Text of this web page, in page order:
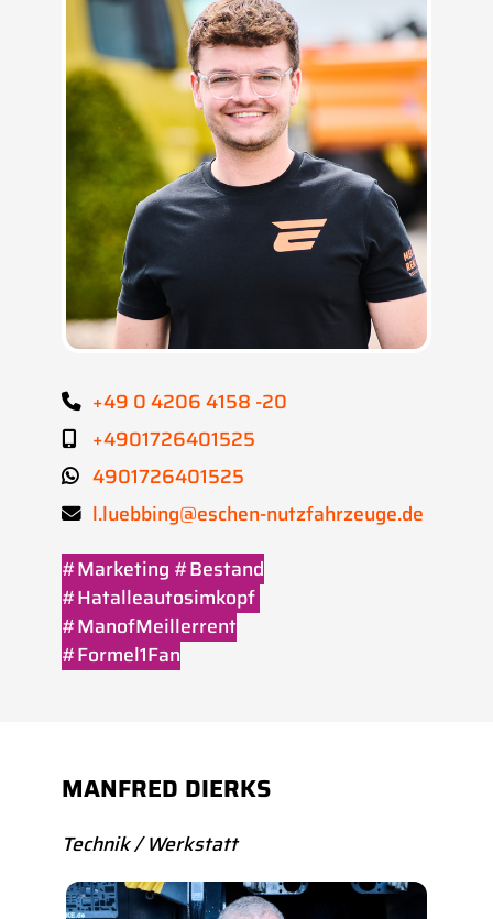
#Marketing #Bestand
#Hatalleautosimkopf
#ManofMeillerrent
#Formel1Fan
+49 0 4206 4158 -20
+4901726401525
4901726401525
l.luebbing@eschen-nutzfahrzeuge.de
MANFRED DIERKS
Technik / Werkstatt